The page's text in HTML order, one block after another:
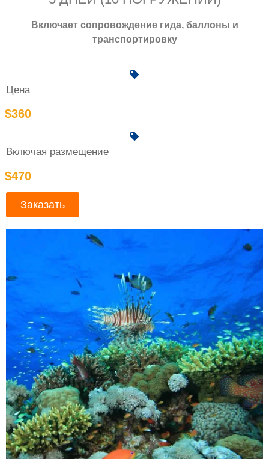
Включает сопровождение гида, баллоны и
транспортировку
Цена
$360
Включая размещение
$470
Заказать